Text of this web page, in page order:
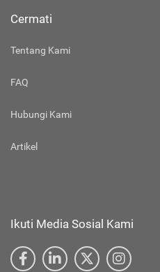
Cermati
Tentang Kami
FAQ
Hubungi Kami
Artikel
Ikuti Media Sosial Kami